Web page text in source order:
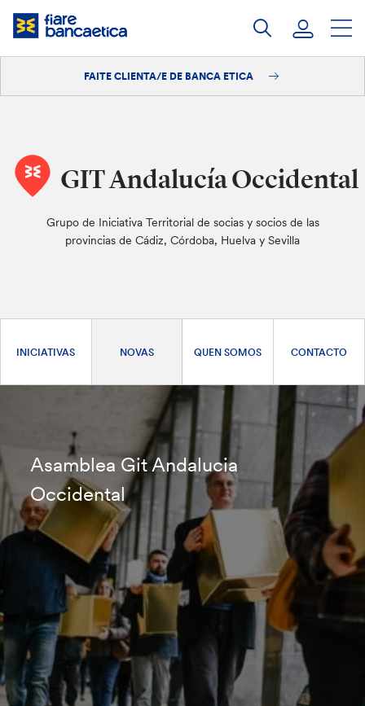
Saltar
FAITE CLIENTA/E DE BANCA ETICA
GIT Andalucía Occidental
Grupo de Iniciativa Territorial de socias y socios de las
provincias de Cádiz, Córdoba, Huelva y Sevilla
INICIATIVAS NOVAS QUEN SOMOS CONTACTO
Asamblea Git Andalucia
Occidental